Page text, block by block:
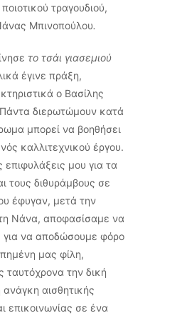
τραγουδιού,
Μπινοπούλου.
το τσάι γιασεμιού
έγινε πράξη,
ο Βασίλης
διερωτώμουν κατά
μπορεί να βοηθήσει
καλλιτεχνικού έργου.
μου για τα
τους διθυράμβους σε
έφυγαν, μετά την
Νάνα, αποφασίσαμε να
να αποδώσουμε φόρο
μας φίλη,
ταυτόχρονα την δική
αισθητικής
επικοινωνίας σε ένα